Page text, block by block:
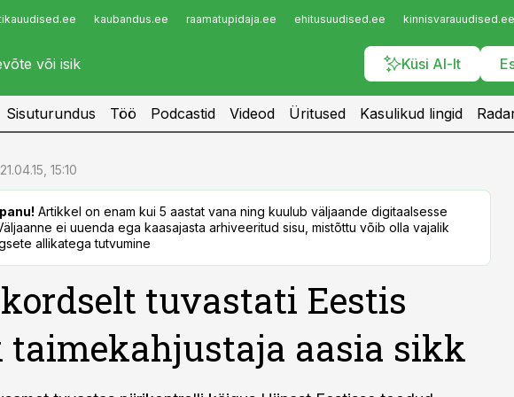
kaubandus.ee raamatupidaja.ee ehitusuudised.ee kinnisvarauudised.ee
Küsi AI-lt
Infopank
Sisuturundus Töö Podcastid Videod Üritused Kasulikud lingid
21.04.15, 15:10
Artikkel on enam kui 5 aastat vana ning kuulub väljaande digitaalsesse
ei uuenda ega kaasajasta arhiveeritud sisu, mistõttu võib olla vajalik
allikatega tutvumine
tuvastati Eestis
aasia sikk